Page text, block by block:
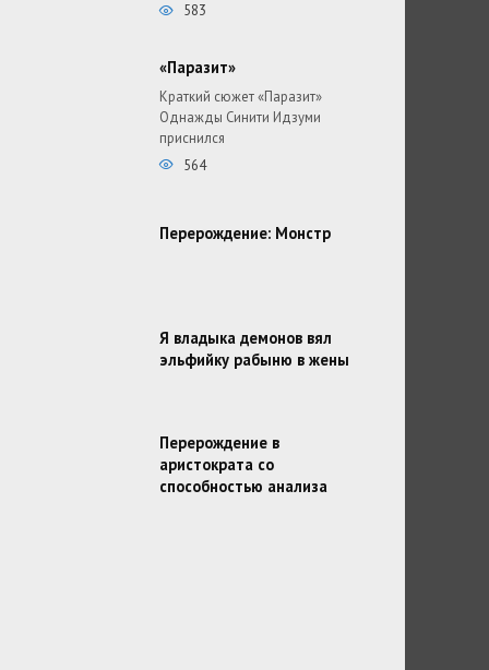
583
«Паразит»
Краткий сюжет «Паразит»
Однажды Синити Идзуми
приснился
564
Перерождение: Монстр
Я владыка демонов вял
эльфийку рабыню в жены
Перерождение в
аристократа со
способностью анализа